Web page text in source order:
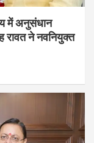
में अनुसंधान
रावत ने नवनियुक्त